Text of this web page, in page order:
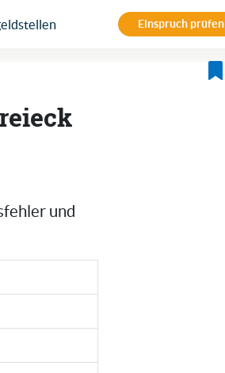
Einspruch prüfen
und